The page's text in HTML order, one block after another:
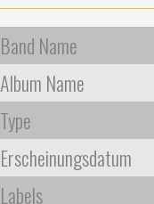
Band Name
Album Name
Type
Erscheinungsdatum
Labels